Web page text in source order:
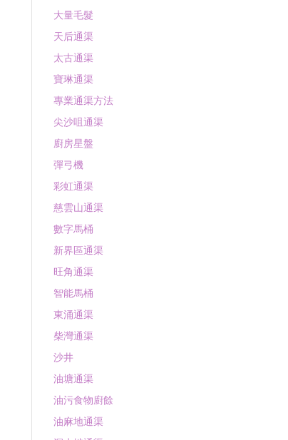
大量毛髮
天后通渠
太古通渠
寶琳通渠
專業通渠方法
尖沙咀通渠
廚房星盤
彈弓機
彩虹通渠
慈雲山通渠
數字馬桶
新界區通渠
旺角通渠
智能馬桶
東涌通渠
柴灣通渠
沙井
油塘通渠
油污食物廚餘
油麻地通渠